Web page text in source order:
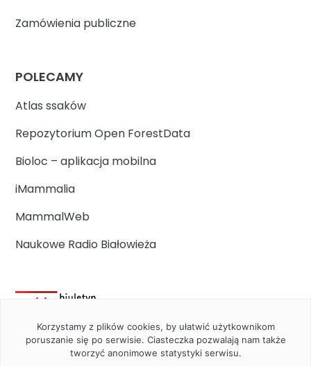
Zamówienia publiczne
POLECAMY
Atlas ssaków
Repozytorium Open ForestData
Bioloc – aplikacja mobilna
iMammalia
MammalWeb
Naukowe Radio Białowieża
Korzystamy z plików cookies, by ułatwić użytkownikom
poruszanie się po serwisie. Ciasteczka pozwalają nam także
tworzyć anonimowe statystyki serwisu.